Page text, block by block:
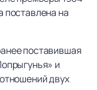
поставлена на
поставившая
и
двух